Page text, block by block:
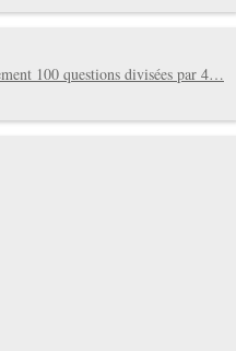
100 questions divisées par 4…